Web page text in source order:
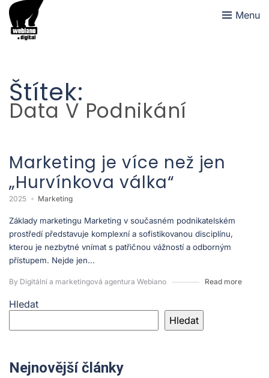
Menu
Štítek:
Data V Podnikání
Marketing je více než jen
„Hurvínkova válka“
2025 Marketing
Základy marketingu Marketing v současném podnikatelském
prostředí představuje komplexní a sofistikovanou disciplínu,
kterou je nezbytné vnímat s patřičnou vážností a odborným
přístupem. Nejde jen...
By Digitální a marketingová agentura Webiano Read more
Hledat
Hledat
Nejnovější články